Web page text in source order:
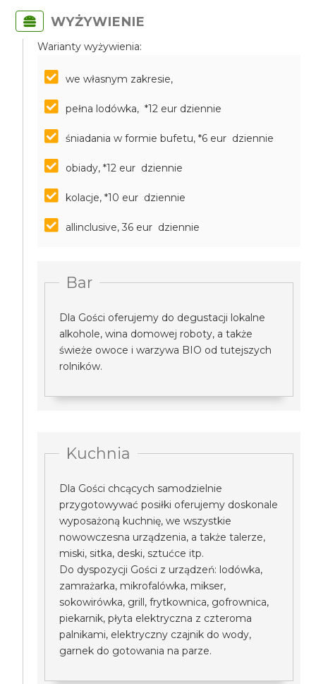
WYŻYWIENIE
Warianty wyżywienia:
we własnym zakresie,
pełna lodówka, *12 eur dziennie
śniadania w formie bufetu, *6 eur dziennie
obiady, *12 eur dziennie
kolacje, *10 eur dziennie
allinclusive, 36 eur dziennie
Bar
Dla Gości oferujemy do degustacji lokalne
alkohole, wina domowej roboty, a także
świeże owoce i warzywa BIO od tutejszych
rolników.
Kuchnia
Dla Gości chcących samodzielnie
przygotowywać posiłki oferujemy doskonale
wyposażoną kuchnię, we wszystkie
nowowczesna urządzenia, a także talerze,
miski, sitka, deski, sztućce itp.
Do dyspozycji Gości z urządzeń: lodówka,
zamrażarka, mikrofalówka, mikser,
sokowirówka, grill, frytkownica, gofrownica,
piekarnik, płyta elektryczna z czteroma
palnikami, elektryczny czajnik do wody,
garnek do gotowania na parze.